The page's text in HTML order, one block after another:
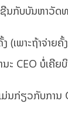
ຊີນກັບບັນຫາວັດ
ເພາະຖ້າຈ່
ະ CEO ບໍ່ເຄີ
ແມ່ນກ່ຽວກັບ